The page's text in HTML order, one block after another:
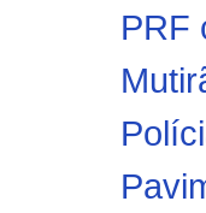
PRF